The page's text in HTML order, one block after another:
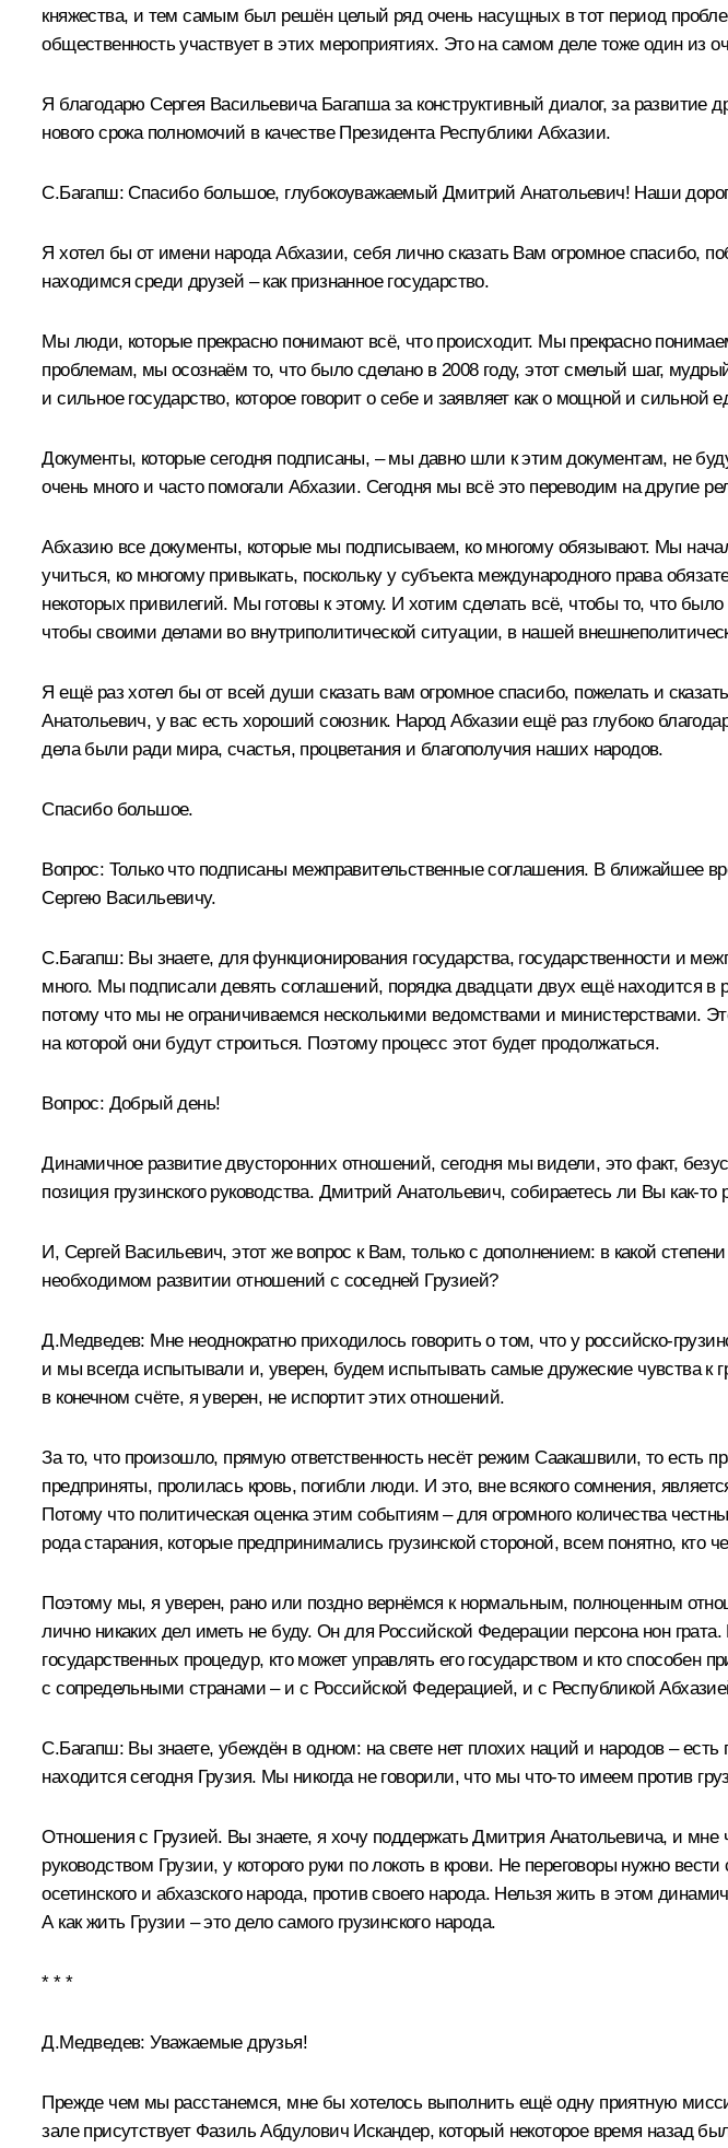
княжества, и тем самым был решён целый ряд очень насущных в тот период
общественность участвует в этих мероприятиях. Это на самом деле тоже один из
Я благодарю Сергея Васильевича Багапша за конструктивный диалог, за
нового срока полномочий в качестве Президента Республики Абхазии.
С.Багапш: Спасибо большое, глубокоуважаемый Дмитрий Анатольевич! Наши
Я хотел бы от имени народа Абхазии, себя лично сказать Вам огромное спасибо,
находимся среди друзей – как признанное государство.
Мы люди, которые прекрасно понимают всё, что происходит. Мы прекрасно
проблемам, мы осознаём то, что было сделано в 2008 году, этот смелый шаг,
и сильное государство, которое говорит о себе и заявляет как о мощной и сильной
Документы, которые сегодня подписаны, – мы давно шли к этим документам, не
очень много и часто помогали Абхазии. Сегодня мы всё это переводим на другие
Абхазию все документы, которые мы подписываем, ко многому обязывают. Мы
учиться, ко многому привыкать, поскольку у субъекта международного права
некоторых привилегий. Мы готовы к этому. И хотим сделать всё, чтобы то, что
чтобы своими делами во внутриполитической ситуации, в нашей
Я ещё раз хотел бы от всей души сказать вам огромное спасибо, пожелать и
Анатольевич, у вас есть хороший союзник. Народ Абхазии ещё раз глубоко
дела были ради мира, счастья, процветания и благополучия наших народов.
Спасибо большое.
Вопрос: Только что подписаны межправительственные соглашения. В ближайшее
Сергею Васильевичу.
С.Багапш: Вы знаете, для функционирования государства, государственности и
много. Мы подписали девять соглашений, порядка двадцати двух ещё находится
потому что мы не ограничиваемся несколькими ведомствами и министерствами.
на которой они будут строиться. Поэтому процесс этот будет продолжаться.
Вопрос: Добрый день!
Динамичное развитие двусторонних отношений, сегодня мы видели, это факт,
позиция грузинского руководства. Дмитрий Анатольевич, собираетесь ли Вы
И, Сергей Васильевич, этот же вопрос к Вам, только с дополнением: в какой
необходимом развитии отношений с соседней Грузией?
Д.Медведев: Мне неоднократно приходилось говорить о том, что у российско-
и мы всегда испытывали и, уверен, будем испытывать самые дружеские чувства к
в конечном счёте, я уверен, не испортит этих отношений.
За то, что произошло, прямую ответственность несёт режим Саакашвили, то есть
предприняты, пролилась кровь, погибли люди. И это, вне всякого сомнения,
Потому что политическая оценка этим событиям – для огромного количества
рода старания, которые предпринимались грузинской стороной, всем понятно, кто
Поэтому мы, я уверен, рано или поздно вернёмся к нормальным, полноценным
лично никаких дел иметь не буду. Он для Российской Федерации персона нон
государственных процедур, кто может управлять его государством и кто
с сопредельными странами – и с Российской Федерацией, и с Республикой
С.Багапш: Вы знаете, убеждён в одном: на свете нет плохих наций и народов –
находится сегодня Грузия. Мы никогда не говорили, что мы что‑то имеем против
Отношения с Грузией. Вы знаете, я хочу поддержать Дмитрия Анатольевича, и
руководством Грузии, у которого руки по локоть в крови. Не переговоры нужно
осетинского и абхазского народа, против своего народа. Нельзя жить в этом
А как жить Грузии – это дело самого грузинского народа.
* * *
Д.Медведев: Уважаемые друзья!
Прежде чем мы расстанемся, мне бы хотелось выполнить ещё одну приятную
зале присутствует Фазиль Абдулович Искандер, который некоторое время назад